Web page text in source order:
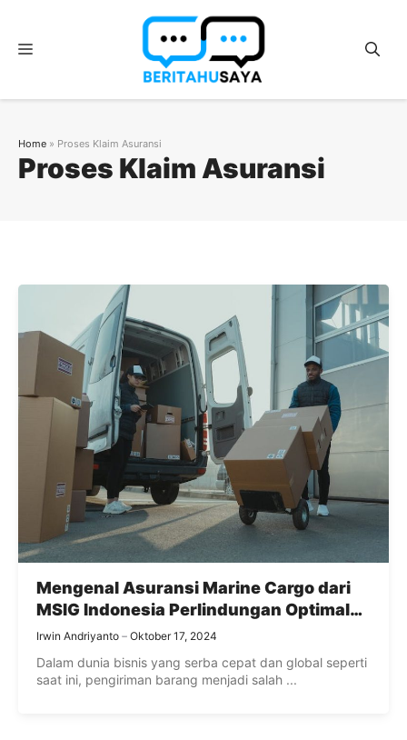
Menu
Proses Klaim Asuransi
Home » Proses Klaim Asuransi
Mengenal Asuransi Marine Cargo dari
MSIG Indonesia Perlindungan Optimal
untuk Pengiriman Barang
Irwin Andriyanto Oktober 17, 2024
Dalam dunia bisnis yang serba cepat dan global seperti
saat ini, pengiriman barang menjadi salah ...